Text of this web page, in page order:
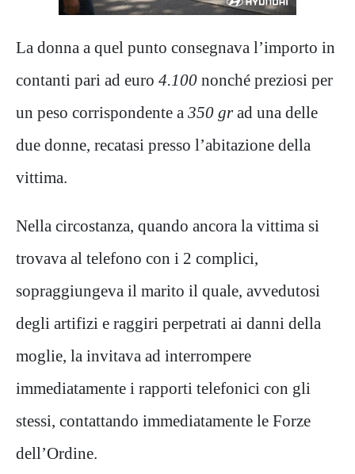
La donna a quel punto consegnava l’importo in
contanti pari ad euro 4.100 nonché preziosi per
un peso corrispondente a 350 grad una delle
due donne, recatasi presso l’abitazione della
vittima.
Nella circostanza, quando ancora la vittima si
trovava al telefono con i 2 complici,
sopraggiungeva il marito il quale, avvedutosi
degli artifizi e raggiri perpetrati ai danni della
moglie, la invitava ad interrompere
immediatamente i rapporti telefonici con gli
stessi, contattando immediatamente le Forze
dell’Ordine.